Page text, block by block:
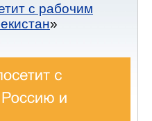
с рабочим